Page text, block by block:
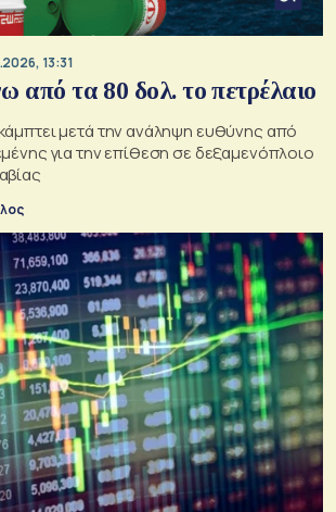
13:31
από τα 80 δολ. το πετρέλαιο
μετά την ανάληψη ευθύνης από
για την επίθεση σε δεξαμενόπλοιο